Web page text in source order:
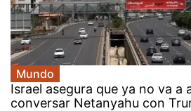
Mundo
Israel asegura que ya no va a
conversar Netanyahu con